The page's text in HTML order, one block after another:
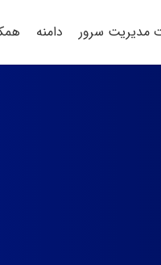
مدیریت سرور دامنه